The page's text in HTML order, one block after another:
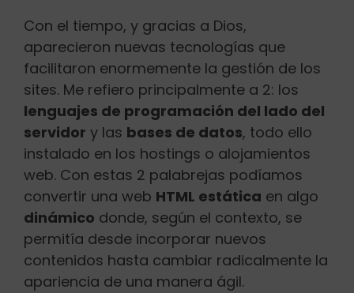
Con el tiempo, y gracias a Dios,
aparecieron nuevas tecnologías que
facilitaron enormemente la gestión de los
sites. Me refiero principalmente a 2: los
lenguajes de programación del lado del
servidor y las bases de datos, todo ello
instalado en los hostings o alojamientos
web. Con estas 2 palabrejas podíamos
convertir una web HTML estática en algo
dinámico donde, según el contexto, se
permitía desde incorporar nuevos
contenidos hasta cambiar radicalmente la
apariencia de una manera ágil.